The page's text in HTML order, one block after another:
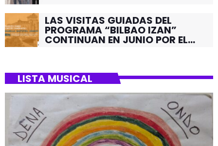
LAS VISITAS GUIADAS DEL
PROGRAMA “BILBAO IZAN”
CONTINUAN EN JUNIO POR EL
LISTA MUSICAL